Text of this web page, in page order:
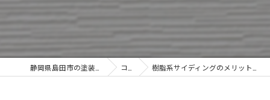
コラム 樹脂系サイディングのメリットとデメリットを知ろう！